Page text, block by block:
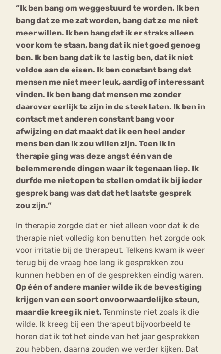
“Ik ben bang om weggestuurd te worden. Ik ben
bang dat ze me zat worden, bang dat ze me niet
meer willen. Ik ben bang dat ik er straks alleen
voor kom te staan, bang dat ik niet goed genoeg
ben. Ik ben bang dat ik te lastig ben, dat ik niet
voldoe aan de eisen. Ik ben constant bang dat
mensen me niet meer leuk, aardig of interessant
vinden. Ik ben bang dat mensen me zonder
daarover eerlijk te zijn in de steek laten. Ik ben in
contact met anderen constant bang voor
afwijzing en dat maakt dat ik een heel ander
mens ben dan ik zou willen zijn. Toen ik in
therapie ging was deze angst één van de
belemmerende dingen waar ik tegenaan liep. Ik
durfde me niet open te stellen omdat ik bij ieder
gesprek bang was dat dat het laatste gesprek
zou zijn.”
In therapie zorgde dat er niet alleen voor dat ik de
therapie niet volledig kon benutten, het zorgde ook
voor irritatie bij de therapeut. Telkens kwam ik weer
terug bij de vraag hoe lang ik gesprekken zou
kunnen hebben en of de gesprekken eindig waren.
Op één of andere manier wilde ik de bevestiging
krijgen van een soort onvoorwaardelijke steun,
maar die kreeg ik niet. Tenminste niet zoals ik die
wilde. Ik kreeg bij een therapeut bijvoorbeeld te
horen dat ik tot het einde van het jaar gesprekken
zou hebben, daarna zouden we verder kijken. Dat
Forum
mia
Nerv
osa
Eetstoornis Anorexia Nervosa
Eetbuien Piekeren Sport
Trauma
Orthorexia
Afvallen Angst